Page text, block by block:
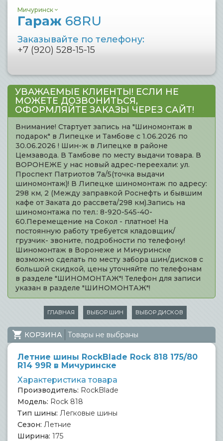
Мичуринск
Гараж 68RU
Заказывайте по телефону:
+7 (920) 528-15-15
УВАЖАЕМЫЕ КЛИЕНТЫ! ЕСЛИ НЕ
МОЖЕТЕ ДОЗВОНИТЬСЯ,
ОФОРМЛЯЙТЕ ЗАКАЗЫ ЧЕРЕЗ САЙТ!
Внимание! Стартует запись на "Шиномонтаж в
подарок" в Липецке и Тамбове с 1.06.2026 по
30.06.2026 ! Шин-ж в Липецке в районе
Цемзавода. В Тамбове по месту выдачи товара. В
ВОРОНЕЖЕ у нас новый адрес-переехали: ул.
Проспект Патриотов 7а/5(точка выдачи
шиномонтаж)! В Липецке шиномонтаж по адресу:
298 км, 2 (Между заправкой Роснефть и бывшим
кафе от Заката до рассвета/298 км).Запись на
шиномонтажа по тел.: 8-920-545-40-
60.Перемещение на Сокол - платное! На
постоянную работу требуется кладовщик/
грузчик- звоните, подробности по телефону!
Шиномонтаж в Воронеже и Мичуринске
возможно сделать по месту забора шин/дисков с
большой скидкой, цены уточняйте по телефонам
в разделе "ШИНОМОНТАЖ"! Телефон для записи
указан в разделе "ШИНОМОНТАЖ"!
ГЛАВНАЯ ВЫБОР ШИН ВЫБОР ДИСКОВ
КОРЗИНА Товары не выбраны
Летние шины RockBlade Rock 818 175/80
R14 99R в Мичуринске
Характеристика товара
Производитель: RockBlade
Модель: Rock 818
Тип шины: Легковые шины
Сезон: Летние
Ширина: 175